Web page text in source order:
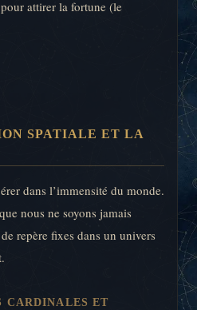
attirer la fortune (le
SPATIALE ET LA
dans l’immensité du monde.
nous ne soyons jamais
repère fixes dans un univers
CARDINALES ET